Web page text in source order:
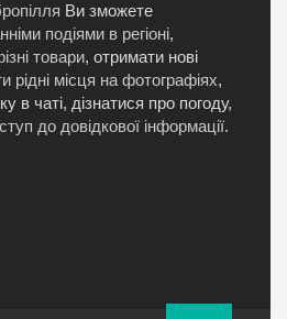
Ви зможете
подіями в регіоні,
товари, отримати нові
рідні місця на фотографіях,
в чаті, дізнатися про погоду,
до довідкової інформації.